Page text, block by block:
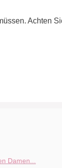
Achten
Damen...